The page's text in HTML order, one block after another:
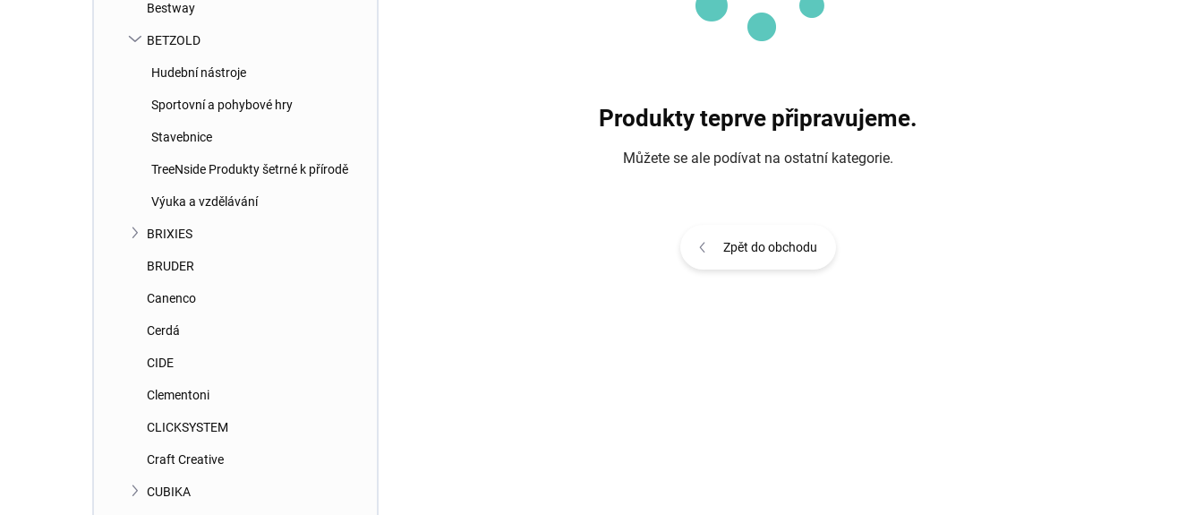
Bestway
BETZOLD
Hudební nástroje
Sportovní a pohybové hry
Stavebnice
TreeNside Produkty šetrné k přírodě
Výuka a vzdělávání
BRIXIES
BRUDER
Canenco
Cerdá
CIDE
Clementoni
CLICKSYSTEM
Craft Creative
CUBIKA
Produkty teprve připravujeme.
Můžete se ale podívat na ostatní kategorie.
Zpět do obchodu